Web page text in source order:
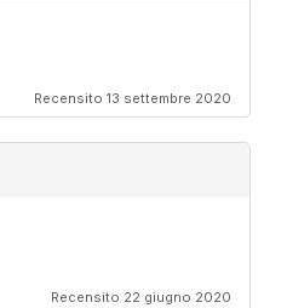
Recensito 13 settembre 2020
Recensito 22 giugno 2020